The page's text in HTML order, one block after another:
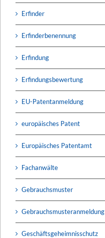
Erfinder
Erfinderbenennung
Erfindung
Erfindungsbewertung
EU-Patentanmeldung
europäisches Patent
Europäisches Patentamt
Fachanwälte
Gebrauchsmuster
Gebrauchsmusteranmeldung
Geschäftsgeheimnisschutz